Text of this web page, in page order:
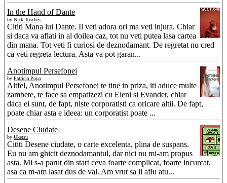
In the Hand of Dante
by Nick Tosches
Cititi Mana lui Dante. Il veti adora ori ma veti injura. Chiar
si daca va aflati in al doilea caz, tot nu veti putea lasa cartea
din mana. Tot veti fi curiosi de deznodamant. De regretat nu cred
ca veti regreta lectura. Asta va pot garan...
Anotimpul Persefonei
by Patricia Popa
Altfel, Anotimpul Persefonei te tine in priza, iti aduce multe
zambete, te face sa empatizezi cu Eleni si Evander, chiar
daca ei sunt, de fapt, niste corporatisti ca oricare altii. De fapt,
poate chiar asta e ideea: un corporatist poate ...
Desene Ciudate
by Uketsu
Cititi Desene ciudate, o carte excelenta, plina de suspans.
Eu nu am ghicit deznodamantul, dar nici nu mi-am propus
asta. Mi s-a parut din start ceva foarte complicat, foarte incurcat,
asa ca m-am lasat dus de val. Am vrut sa il aflu atu...